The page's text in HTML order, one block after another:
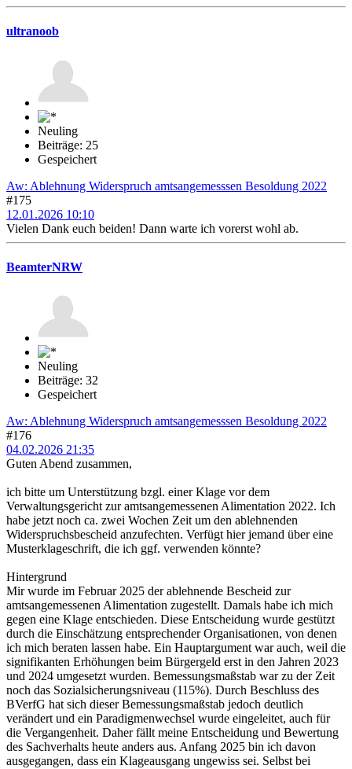
ultranoob
Neuling
Beiträge: 25
Gespeichert
Aw: Ablehnung Widerspruch amtsangemesssen Besoldung 2022
#175
12.01.2026 10:10
Vielen Dank euch beiden! Dann warte ich vorerst wohl ab.
BeamterNRW
Neuling
Beiträge: 32
Gespeichert
Aw: Ablehnung Widerspruch amtsangemesssen Besoldung 2022
#176
04.02.2026 21:35
Guten Abend zusammen,
ich bitte um Unterstützung bzgl. einer Klage vor dem
Verwaltungsgericht zur amtsangemessenen Alimentation 2022. Ich
habe jetzt noch ca. zwei Wochen Zeit um den ablehnenden
Widerspruchsbescheid anzufechten. Verfügt hier jemand über eine
Musterklageschrift, die ich ggf. verwenden könnte?
Hintergrund
Mir wurde im Februar 2025 der ablehnende Bescheid zur
amtsangemessenen Alimentation zugestellt. Damals habe ich mich
gegen eine Klage entschieden. Diese Entscheidung wurde gestützt
durch die Einschätzung entsprechender Organisationen, von denen
ich mich beraten lassen habe. Ein Hauptargument war auch, weil die
signifikanten Erhöhungen beim Bürgergeld erst in den Jahren 2023
und 2024 umgesetzt wurden. Bemessungsmaßstab war zu der Zeit
noch das Sozialsicherungsniveau (115%). Durch Beschluss des
BVerfG hat sich dieser Bemessungsmaßstab jedoch deutlich
verändert und ein Paradigmenwechsel wurde eingeleitet, auch für
die Vergangenheit. Daher fällt meine Entscheidung und Bewertung
des Sachverhalts heute anders aus. Anfang 2025 bin ich davon
ausgegangen, dass ein Klageausgang ungewiss sei. Selbst bei